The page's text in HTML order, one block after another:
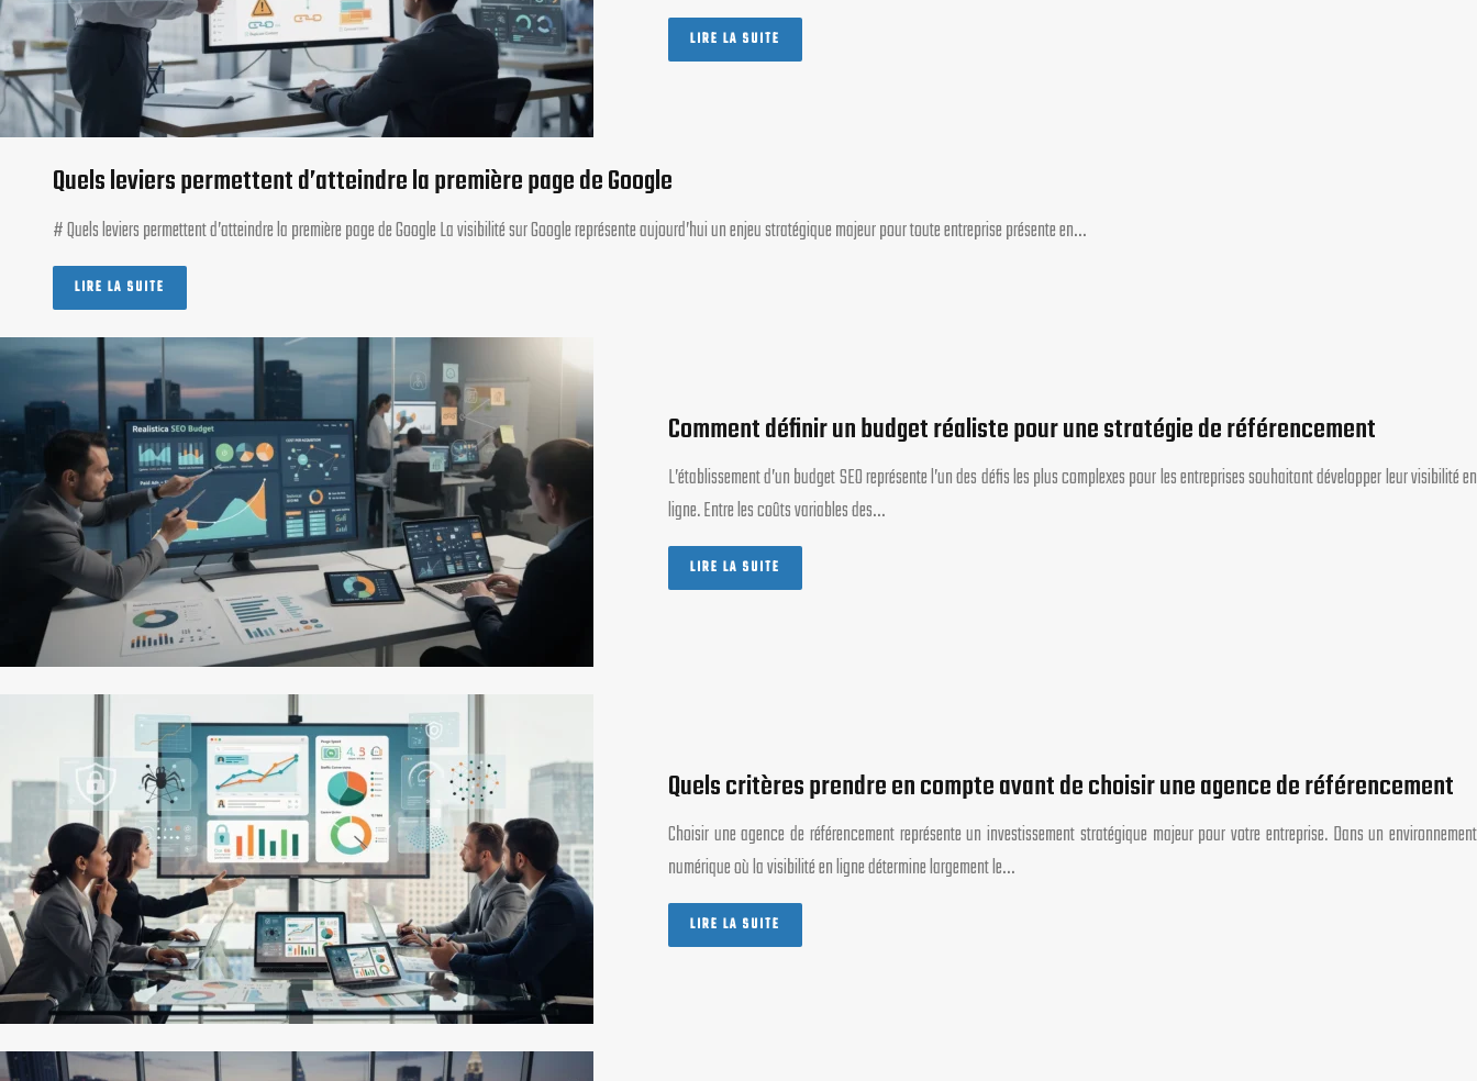
LIRE LA SUITE
Quels leviers permettent d’atteindre la première page de Google
# Quels leviers permettent d’atteindre la première page de Google La visibilité sur Google représente aujourd’hui un enjeu stratégique majeur pour toute entreprise présente en…
LIRE LA SUITE
Comment définir un budget réaliste pour une stratégie de référencement
L’établissement d’un budget SEO représente l’un des défis les plus complexes pour les entreprises souhaitant développer leur visibilité en
ligne. Entre les coûts variables des…
LIRE LA SUITE
Quels critères prendre en compte avant de choisir une agence de référencement
Choisir une agence de référencement représente un investissement stratégique majeur pour votre entreprise. Dans un environnement
numérique où la visibilité en ligne détermine largement le…
LIRE LA SUITE